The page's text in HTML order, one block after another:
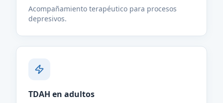
Acompañamiento terapéutico para procesos
depresivos.
TDAH en adultos